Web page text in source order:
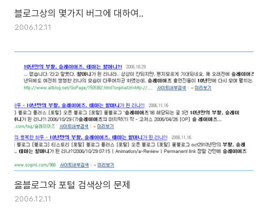
블로그상의 몇가지 버그에 대하여..
2006.12.11
올블로그와 포털 검색상의 문제
2006.12.11